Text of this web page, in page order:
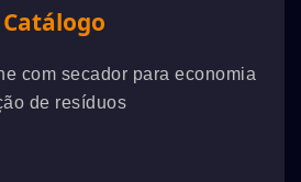
com secador para economia
de resíduos